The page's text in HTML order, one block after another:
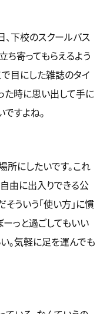
下校のスクールバス
ち寄ってもらえるよう
で目にした雑誌のタイ
た時に思い出して手に
すよね。
所にしたいです。これ
由に出入りできる公
ういう「使い方」に慣
っと過ごしてもいい
。気軽に足を運んでも